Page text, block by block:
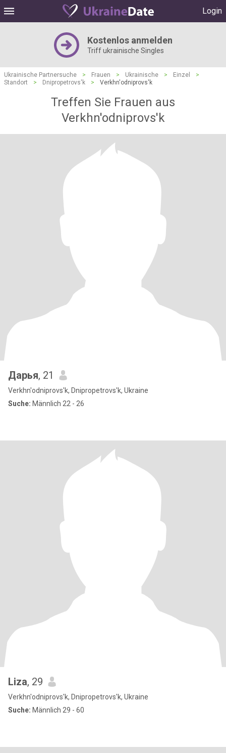
Login
Kostenlos anmelden
Triff ukrainische Singles
Ukrainische Partnersuche > Frauen > Ukrainische > Einzel
>
Standort
> Dnipropetrovs'k > Verkhn'odniprovs'k
Treffen Sie Frauen aus
Verkhn'odniprovs'k
Дарья, 21
Verkhn'odniprovs'k, Dnipropetrovs'k, Ukraine
Suche: Männlich 22 - 26
Liza, 29
Verkhn'odniprovs'k, Dnipropetrovs'k, Ukraine
Suche: Männlich 29 - 60